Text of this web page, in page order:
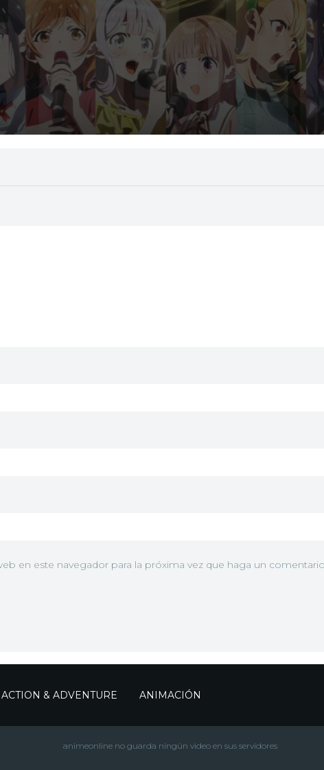
en este navegador para la próxima vez que haga un
ACTION & ADVENTURE ANIMACIÓN
animeonline no guarda ningún video en sus servidores